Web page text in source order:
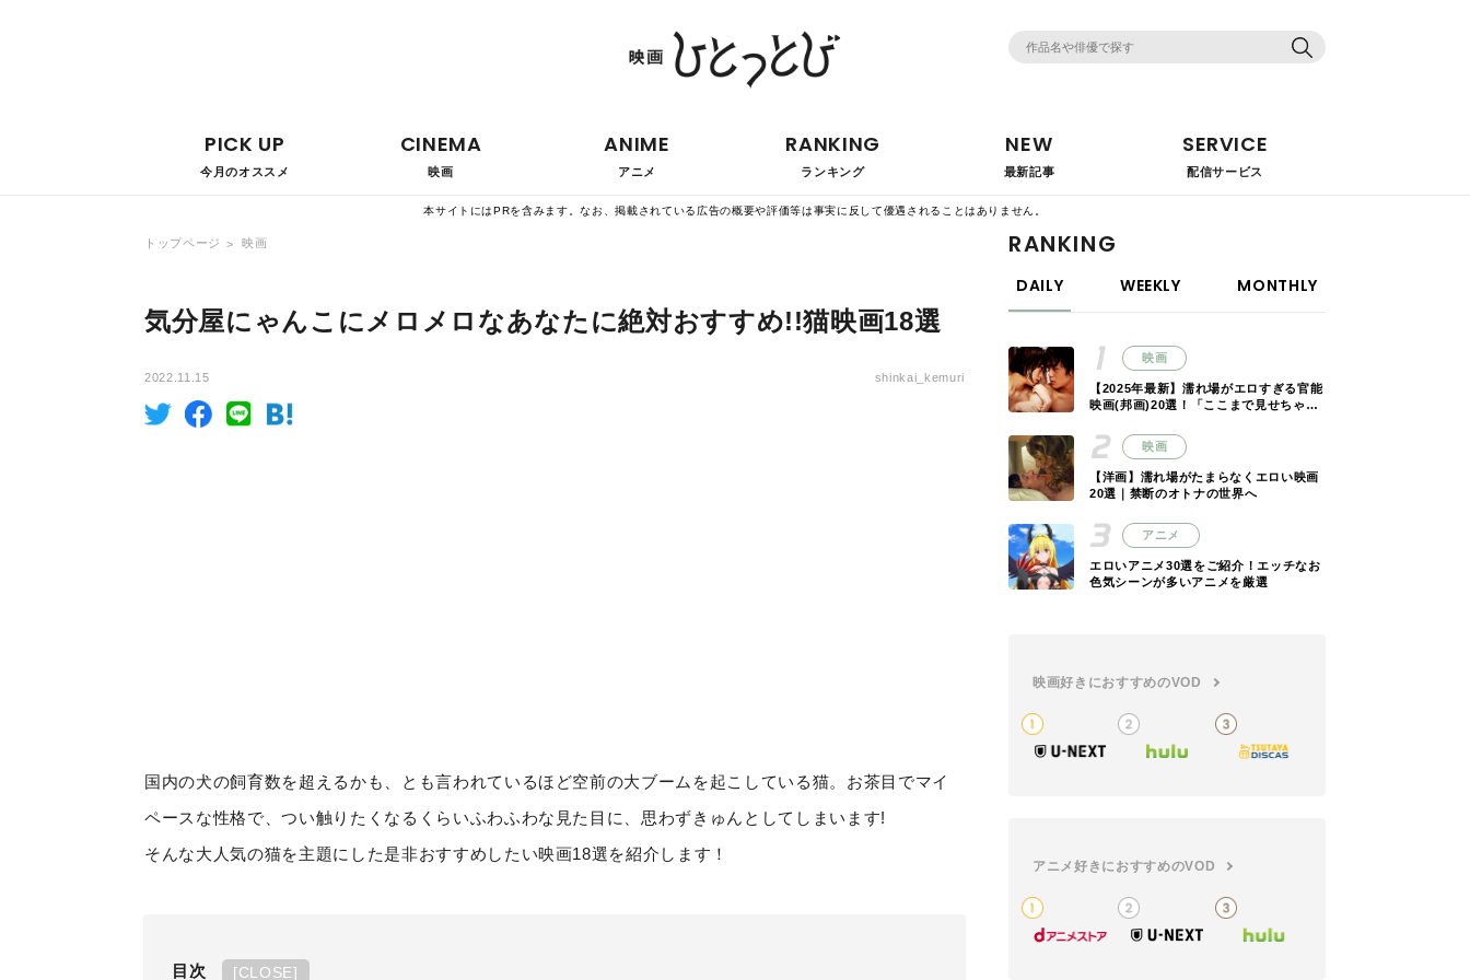
PICK UP
今月のオススメ
CINEMA
映画
ANIME
アニメ
RANKING
ランキング
NEW
最新記事
SERVICE
配信サービス
本サイトにはPRを含みます。なお、掲載されている広告の概要や評価等は事実に反して優遇されることはありません。
トップページ 映画
気分屋にゃんこにメロメロなあなたに絶対おすすめ!!猫映画18選
2022.11.15 shinkai_kemuri
国内の犬の飼育数を超えるかも、とも言われているほど空前の大ブームを起こしている猫。お茶目でマイ
ペースな性格で、つい触りたくなるくらいふわふわな見た目に、思わずきゅんとしてしまいます!
そんな大人気の猫を主題にした是非おすすめしたい映画18選を紹介します！
目次 [CLOSE]
RANKING
DAILY WEEKLY MONTHLY
映画
【2025年最新】濡れ場がエロすぎる官能
映画(邦画)20選！「ここまで見せちゃっ
映画
【洋画】濡れ場がたまらなくエロい映画
20選｜禁断のオトナの世界へ
アニメ
エロいアニメ30選をご紹介！エッチなお
色気シーンが多いアニメを厳選
映画好きにおすすめのVOD
アニメ好きにおすすめのVOD